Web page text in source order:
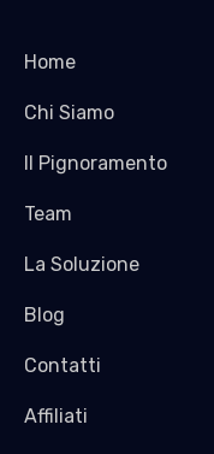
Home
Chi Siamo
Il Pignoramento
Team
La Soluzione
Blog
Contatti
Affiliati